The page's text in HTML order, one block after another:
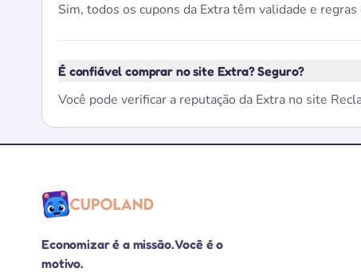
Sim, todos os cupons da Extra têm validade e
É confiável comprar no site Extra? Seguro?
Você pode verificar a reputação da Extra no site
Economizar é a missão. Você é o
motivo.